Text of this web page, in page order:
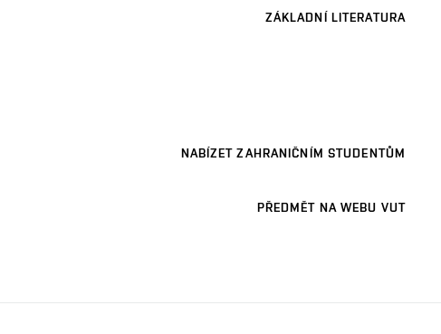
ZÁKLADNÍ LITERATURA
NABÍZET ZAHRANIČNÍM STUDENTŮM
PŘEDMĚT NA WEBU VUT